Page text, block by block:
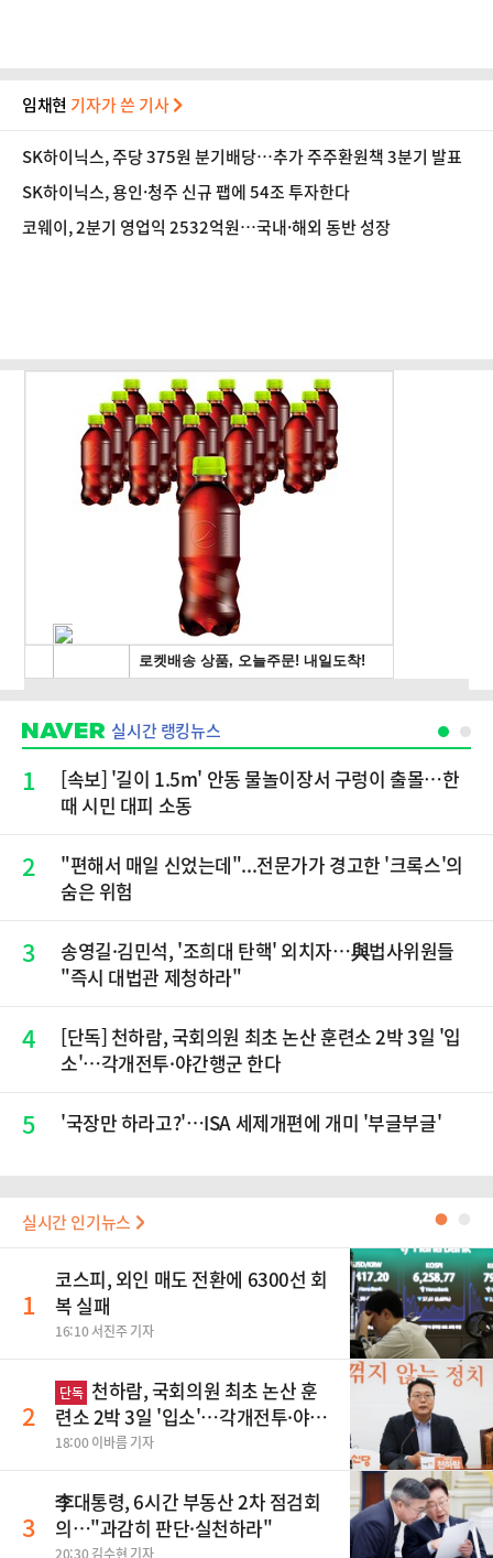
임채현 기자가 쓴 기사
SK하이닉스, 주당 375원 분기배당…추가 주주환원책 3분기 발표
SK하이닉스, 용인·청주 신규 팹에 54조 투자한다
코웨이, 2분기 영업익 2532억원…국내·해외 동반 성장
실시간 랭킹뉴스
1
[속보] '길이 1.5m' 안동 물놀이장서 구렁이 출몰…한
때 시민 대피 소동
2
"편해서 매일 신었는데"...전문가가 경고한 '크록스'의
숨은 위험
3
송영길·김민석, '조희대 탄핵' 외치자…與법사위원들
"즉시 대법관 제청하라"
4
[단독] 천하람, 국회의원 최초 논산 훈련소 2박 3일 '입
소'…각개전투·야간행군 한다
5 '국장만 하라고?'…ISA 세제개편에 개미 '부글부글'
실시간 인기뉴스 ●
1
코스피, 외인 매도 전환에 6300선 회
복 실패
16:10 서진주 기자
2
단독 천하람, 국회의원 최초 논산 훈
련소 2박 3일 '입소'…각개전투·야간
행군 한다
18:00 이바름 기자
3
李대통령, 6시간 부동산 2차 점검회
의…"과감히 판단·실천하라"
20:30 김수현 기자